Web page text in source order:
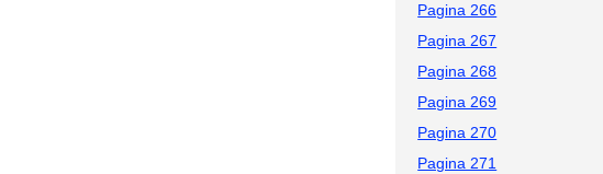
Pagina 266
Pagina 267
Pagina 268
Pagina 269
Pagina 270
Pagina 271